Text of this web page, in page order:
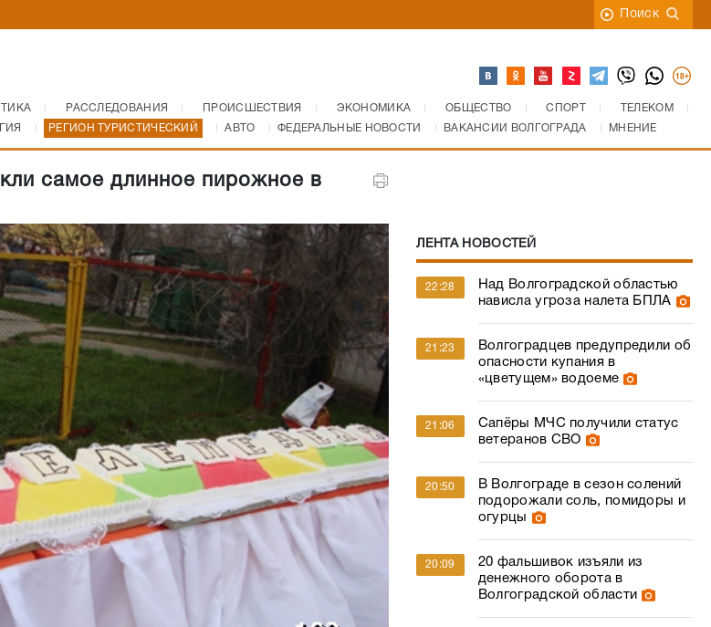
Поиск
РАССЛЕДОВАНИЯ ПРОИСШЕСТВИЯ ЭКОНОМИКА ОБЩЕСТВО СПОРТ
ТЕЛЕКОМ
РЕГИОН ТУРИСТИЧЕСКИЙ АВТО ФЕДЕРАЛЬНЫЕ НОВОСТИ ВАКАНСИИ ВОЛГОГРАДА МНЕНИЕ
самое длинное пирожное в
ЛЕНТА НОВОСТЕЙ
22:28
Над Волгоградской областью
нависла угроза налета БПЛА
21:23
Волгоградцев предупредили об
опасности купания в
«цветущем» водоеме
21:06
Сапёры МЧС получили статус
ветеранов СВО
20:50
В Волгограде в сезон солений
подорожали соль, помидоры и
огурцы
20:09
20 фальшивок изъяли из
денежного оборота в
Волгоградской области